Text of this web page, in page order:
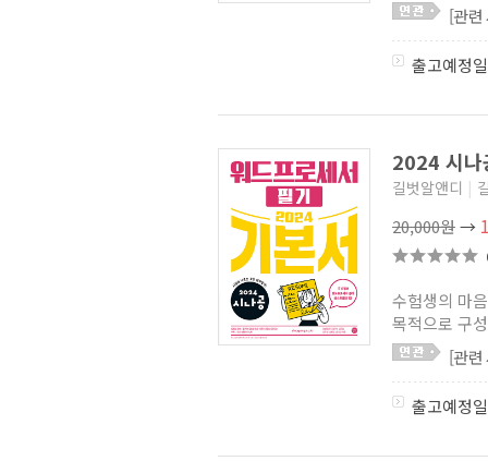
[관련
출고예정
2024 시나
길벗알앤디 |
20,000원→
수험생의 마
목적으로 구
[관련
출고예정